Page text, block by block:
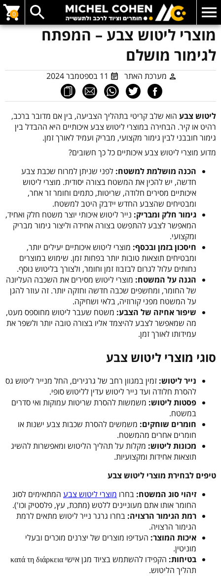
0
מוצרי ליטוש צבע – המפתח
לגימור מושלם
מערכת האתר 11 בספטמבר 2024
ליטוש צבע הוא שלב קריטי בתהליך הצביעה, בין אם מדובר ברכב,
רהיט או קיר. הבחירה במוצרי ליטוש צבע איכותיים היא ההבדל בין
גימור חובבני לבין גימור מקצועי, מבריק ועמיד לאורך זמן.
מדוע מוצרי ליטוש צבע איכותיים כל כך חשובים?
הכנה מושלמת למשטח: לפני שניתן למרוח שכבת צבע
חדשה, יש להכין את המשטח בצורה יסודית. מוצרי ליטוש
איכותיים מסירים חלודה, שריטות, כתמים וחומר זר אחר,
ומבטיחים שהצבע החדש יידבק היטב למשטח.
גימור חלק ומבריק: נייר ליטוש איכותי יוצר משטח חלק ואחיד,
המאפשר לצבע להתפשט בצורה אחידה וליצור גימור מבריק
ומקצועי.
חיסכון בזמן ובכסף: מוצרי ליטוש איכותיים יעילים יותר,
ומבטיחים תוצאות טובות יותר בפחות זמן. שימוש במוצרים
נחותים עלול לגרום לבזבוז זמן וחומר, ולצורך בליטוש נוסף.
הגנה על המשטח: מוצרי ליטוש מסירים את השכבה העליונה
של החומר, ומחשפים שכבה חדשה וחזקה יותר. זה עוזר להגן
על המשטח מפני קורוזיה, בלאי ושחיקה.
שיפור אחיזה של הצבע: משטח שעבר ליטוש מחוספס מעט,
מה שמאפשר לצבע להיצמד אליו בצורה טובה יותר ולשפר את
עמידותו לאורך זמן.
סוגי מוצרי ליטוש צבע
נייר ליטוש: זמין במגוון רחב של גרגירים, החל מנייר ליטוש גס
להסרת חלודה ועד נייר ליטוש עדין לליטוש סופי.
פסטות ליטוש: משמשות להסרת שריטות עמוקות ואי סדרים
במשטח.
חומרים שוחקים: משמשים להסרת שכבות צבע ישנות או
חומרים אחרים מהמשטח.
מכונות ליטוש: מקלות על תהליך הליטוש ומאפשרות להשיג
תוצאות אחידות ומקצועיות.
טיפים לבחירת מוצרי ליטוש צבע
זיהוי סוג המשטח: בחרו מוצרי ליטוש צבע המתאימים לסוג
החומר אותו אתם מעוניינים ללטש (מתכת, עץ, פלסטיק וכו').
רמת הגימור הרצויה: בחרו גרגר נייר ליטוש מתאים לרמת
הגימור הרצויה.
איכות המוצר: העדיפו מוצרים של יצרנים מוכרים ובעלי
מוניטין.
בטיחות:
הקפידו להשתמש בציוד מגן אישי κατά τη διάρκεια
תהליך הליטוש.